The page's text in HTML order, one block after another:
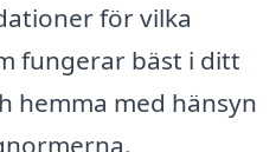
för vilka
fungerar bäst i ditt
hemma med hänsyn